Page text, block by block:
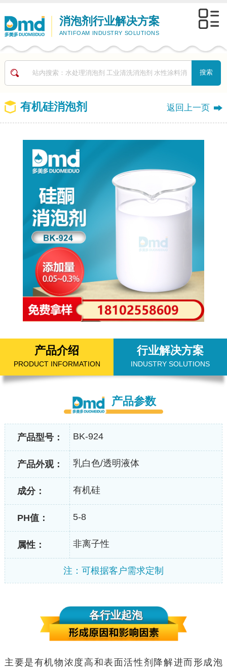
消泡剂行业解决方案
ANTIFOAM INDUSTRY SOLUTIONS
有机硅消泡剂 返回上一页
产品介绍
PRODUCT INFORMATION
行业解决方案
INDUSTRY SOLUTIONS
产品参数
产品型号： BK-924
产品外观： 乳白色/透明液体
成分： 有机硅
PH值： 5-8
属性： 非离子性
注：可根据客户需求定制
各行业起泡
主要是有机物浓度高和表面活性剂降解进而形成泡